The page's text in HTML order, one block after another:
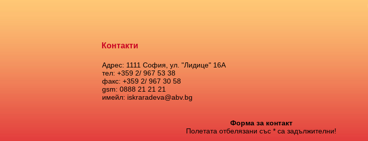
Контакти
Адрес: 1111 София, ул. "Лидице" 16А
тел: +359 2/ 967 53 38
факс: +359 2/ 967 30 58
gsm: 0888 21 21 21
имейл: iskraradeva@abv.bg
Форма за контакт
Полетата отбелязани със * са задължителни!